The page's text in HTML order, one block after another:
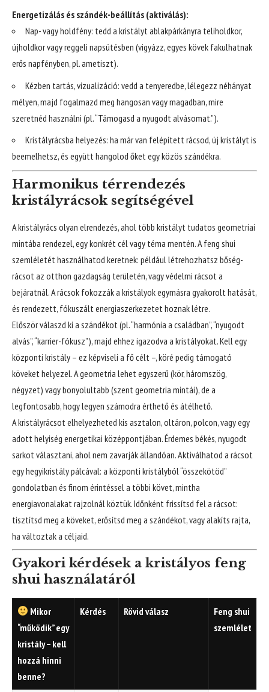
Energetizálás és szándék-beállítás (aktiválás):
Nap- vagy holdfény: tedd a kristályt ablakpárkányra teliholdkor,
újholdkor vagy reggeli napsütésben (vigyázz, egyes kövek fakulhatnak
erős napfényben, pl. ametiszt).
Kézben tartás, vizualizáció: vedd a tenyeredbe, lélegezz néhányat
mélyen, majd fogalmazd meg hangosan vagy magadban, mire
szeretnéd használni (pl. “Támogasd a nyugodt alvásomat.”).
Kristályrácsba helyezés: ha már van felépített rácsod, új kristályt is
beemelhetsz, és együtt hangolod őket egy közös szándékra.
Harmonikus térrendezés
kristályrácsok segítségével
A kristályrács olyan elrendezés, ahol több kristályt tudatos geometriai
mintába rendezel, egy konkrét cél vagy téma mentén. A feng shui
szemléletét használhatod keretnek: például létrehozhatsz bőség-
rácsot az otthon gazdagság területén, vagy védelmi rácsot a
bejáratnál. A rácsok fokozzák a kristályok egymásra gyakorolt hatását,
és rendezett, fókuszált energiaszerkezetet hoznak létre.
Először válaszd ki a szándékot (pl. “harmónia a családban”, “nyugodt
alvás”, “karrier-fókusz”), majd ehhez igazodva a kristályokat. Kell egy
központi kristály – ez képviseli a fő célt –, köré pedig támogató
köveket helyezel. A geometria lehet egyszerű (kör, háromszög,
négyzet) vagy bonyolultabb (szent geometria mintái), de a
legfontosabb, hogy legyen számodra érthető és átélhető.
A kristályrácsot elhelyezheted kis asztalon, oltáron, polcon, vagy egy
adott helyiség energetikai középpontjában. Érdemes békés, nyugodt
sarkot választani, ahol nem zavarják állandóan. Aktiválhatod a rácsot
egy hegyikristály pálcával: a központi kristályból “összekötöd”
gondolatban és finom érintéssel a többi követ, mintha
energiavonalakat rajzolnál köztük. Időnként frissítsd fel a rácsot:
tisztítsd meg a köveket, erősítsd meg a szándékot, vagy alakíts rajta,
ha változtak a céljaid.
Gyakori kérdések a kristályos feng
shui használatáról
Mikor
“működik” egy
kristály – kell
hozzá hinni
benne?
Kérdés Rövid válasz
Feng shui
szemlélet